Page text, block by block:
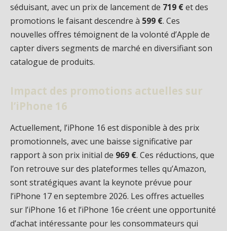
séduisant, avec un prix de lancement de 719 €et des
promotions le faisant descendre à 599 €. Ces
nouvelles offres témoignent de la volonté d’Apple de
capter divers segments de marché en diversifiant son
catalogue de produits.
Impact des promotions actuelles sur
l’iPhone 16
Actuellement, l’iPhone 16 est disponible à des prix
promotionnels, avec une baisse significative par
rapport à son prix initial de 969 €. Ces réductions, que
l’on retrouve sur des plateformes telles qu’Amazon,
sont stratégiques avant la keynote prévue pour
l’iPhone 17 en septembre 2026. Les offres actuelles
sur l’iPhone 16 et l’iPhone 16e créent une opportunité
d’achat intéressante pour les consommateurs qui